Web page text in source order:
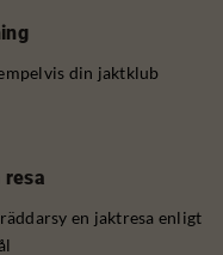
din jaktklub
resa
en jaktresa enligt